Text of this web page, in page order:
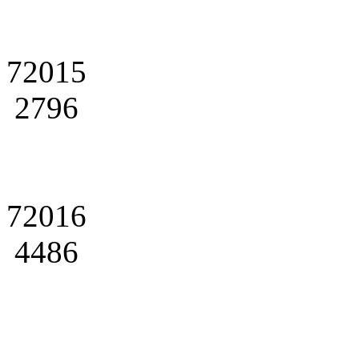
72015
2796
72016
4486